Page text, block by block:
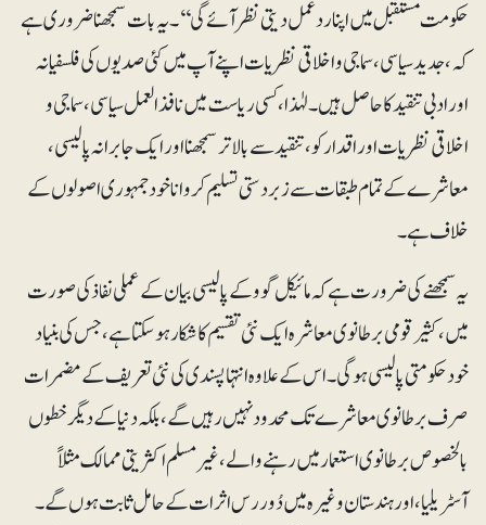
حکومت مستقبل میں اپنا ردعمل دیتی نظر آئے گی‘‘۔ یہ بات سمجھنا ضروری ہے
کہ، جدید سیاسی، سماجی و اخلاقی نظریات اپنے آپ میں کئی صدیوں کی فلسفیانہ
اور ادبی تنقید کا حاصل ہیں۔ لہٰذا ، کسی ریاست میں نافذ العمل سیاسی ،سماجی و
اخلاقی نظریات اور اقدار کو، تنقید سے بالاتر سمجھنا اور ایک جابرانہ پالیسی،
معاشرے کے تمام طبقات سے زبردستی تسلیم کروانا خود جمہوری اصولوں کے
خلاف ہے۔
یہ سمجھنے کی ضرورت ہے کہ مائیکل گوو کے پالیسی بیان کے عملی نفاذ کی صورت
میں، کثیرقومی برطانوی معاشرہ ایک نئی تقسیم کا شکار ہوسکتا ہے، جس کی بنیاد
خود حکومتی پالیسی ہو گی۔ اس کے علاوہ انتہا پسندی کی نئی تعریف کے مضمرات
صرف برطانوی معاشرے تک محدود نہیں رہیں گے، بلکہ دنیا کے دیگر خطوں
بالخصوص برطانوی استعمار میں رہنے والے، غیر مسلم اکثریتی ممالک مثلاً
آسٹریلیا، اور ہندستان وغیرہ میں دُور رس اثرات کے حامل ثابت ہوں گے۔